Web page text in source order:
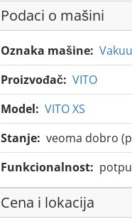
Podaci o mašini
Oznaka mašine:
Proizvođač: VITO
Model: VITO XS
Stanje: veoma dobro
Funkcionalnost:
Cena i lokacija